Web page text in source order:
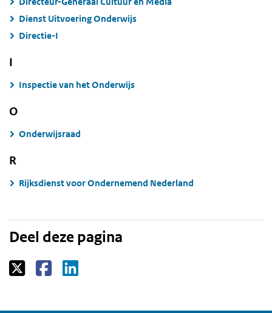
Dienst Uitvoering Onderwijs
Directie-I
I
Inspectie van het Onderwijs
O
Onderwijsraad
R
Rijksdienst voor Ondernemend Nederland
Deel deze pagina